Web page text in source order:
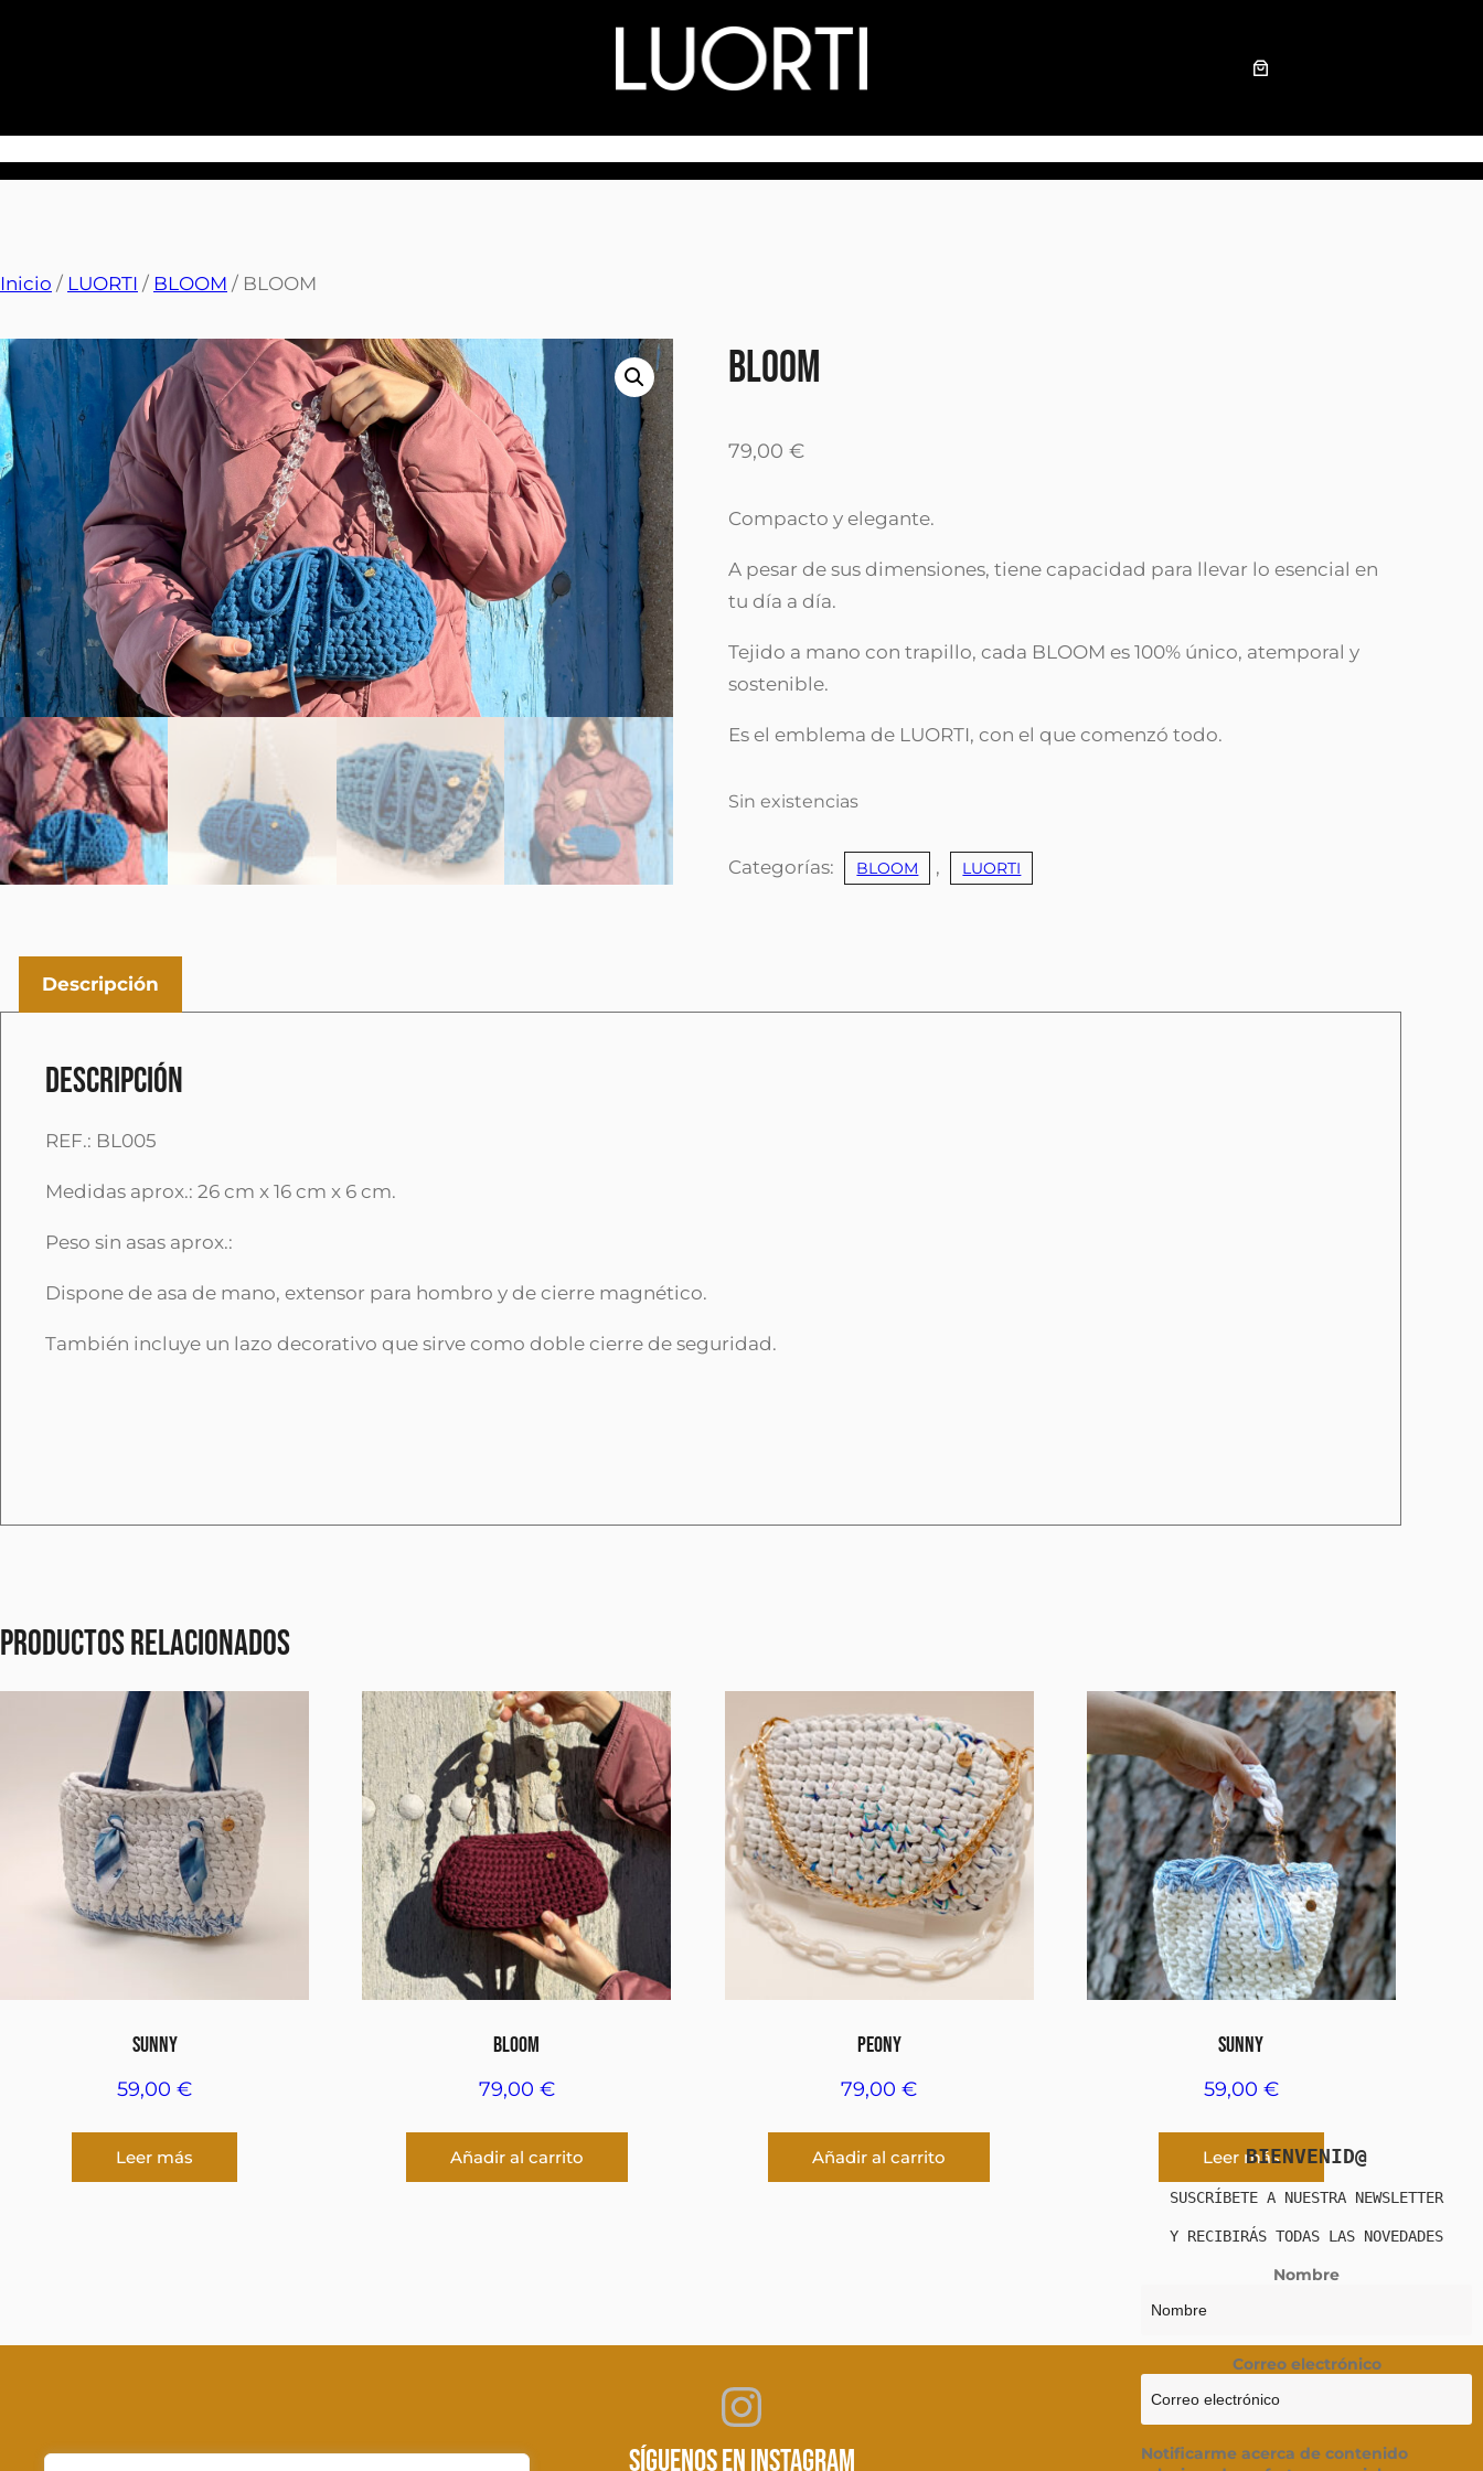
Inicio / LUORTI / BLOOM / BLOOM
BLOOM
79,00€
Compacto y elegante.
A pesar de sus dimensiones, tiene capacidad para llevar lo esencial en
tu día a día.
Tejido a mano con trapillo, cada BLOOM es 100% único, atemporal y
sostenible.
Es el emblema de LUORTI, con el que comenzó todo.
Sin existencias
Categorías: BLOOM , LUORTI
Descripción
Descripción
REF.: BL005
Medidas aprox.: 26 cm x 16 cm x 6 cm.
Peso sin asas aprox.:
Dispone de asa de mano, extensor para hombro y de cierre magnético.
También incluye un lazo decorativo que sirve como doble cierre de seguridad.
Productos relacionados
SUNNY
59,00€
Leer más
BLOOM
79,00 €
Añadir al carrito
PEONY
79,00€
Añadir al carrito
SUNNY
59,00 €
Leer más
Instagram
SÍGUENOS EN INSTAGRAM
BIENVENID@
SUSCRÍBETE A NUESTRA NEWSLETTER
Y RECIBIRÁS TODAS LAS NOVEDADES
Nombre
Correo electrónico
Notificarme acerca de contenido